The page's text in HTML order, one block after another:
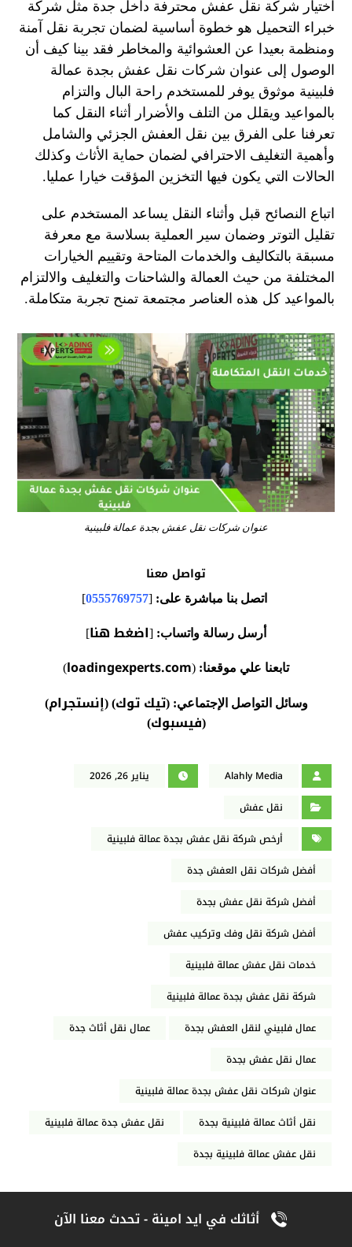
اختيار شركة نقل عفش محترفة داخل جدة مثل شركة
خبراء التحميل هو خطوة أساسية لضمان تجربة نقل آمنة
ومنظمة بعيدا عن العشوائية والمخاطر فقد بينا كيف أن
الوصول إلى عنوان شركات نقل عفش بجدة عمالة
فلبينية موثوق يوفر للمستخدم راحة البال والتزام
بالمواعيد ويقلل من التلف والأضرار أثناء النقل كما
تعرفنا على الفرق بين نقل العفش الجزئي والشامل
وأهمية التغليف الاحترافي لضمان حماية الأثاث وكذلك
الحالات التي يكون فيها التخزين المؤقت خيارا عمليا.
اتباع النصائح قبل وأثناء النقل يساعد المستخدم على
تقليل التوتر وضمان سير العملية بسلاسة مع معرفة
مسبقة بالتكاليف والخدمات المتاحة وتقييم الخيارات
المختلفة من حيث العمالة والشاحنات والتغليف والالتزام
بالمواعيد كل هذه العناصر مجتمعة تمنح تجربة متكاملة.
عنوان شركات نقل عفش بجدة عمالة فلبينية
تواصل معنا
اتصل بنا مباشرة على: [
0555769757
]
أرسل رسالة واتساب: [اضغط هنا]
تابعنا علي موقعنا: (
loadingexperts.com
)
وسائل التواصل الإجتماعي:(تيك توك) (إنستجرام)
(فيسبوك)
Alahly Media
يناير 26, 2026
نقل عفش
أرخص شركة نقل عفش بجدة عمالة فلبينية
أفضل شركات نقل العفش جدة
أفضل شركة نقل عفش بجدة
أفضل شركة نقل وفك وتركيب عفش
خدمات نقل عفش عمالة فلبينية
شركة نقل عفش بجدة عمالة فلبينية
عمال فلبيني لنقل العفش بجدة
عمال نقل أثاث جدة
عمال نقل عفش بجدة
عنوان شركات نقل عفش بجدة عمالة فلبينية
نقل أثاث عمالة فلبينية بجدة
نقل عفش جدة عمالة فلبينية
نقل عفش عمالة فلبينية بجدة
أثاثك في ايد امينة - تحدث معنا الآن